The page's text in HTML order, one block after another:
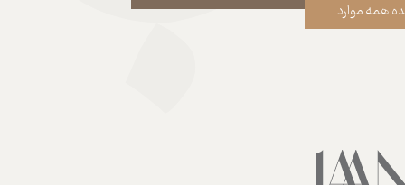
همه موارد